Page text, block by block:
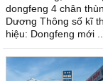
dongfeng 4 chân
Dương Thông số kĩ
hiệu: Dongfeng mới ...